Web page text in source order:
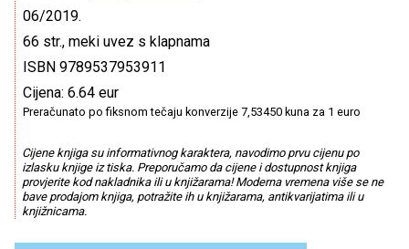
06/2019.
66 str., meki uvez s klapnama
ISBN 9789537953911
Cijena: 6.64 eur
Preračunato po fiksnom tečaju konverzije 7,53450 kuna za 1 euro
Cijene knjiga su informativnog karaktera, navodimo prvu cijenu po
izlasku knjige iz tiska. Preporučamo da cijene i dostupnost knjiga
provjerite kod nakladnika ili u knjižarama! Moderna vremena više se ne
bave prodajom knjiga, potražite ih u knjižarama, antikvarijatima ili u
knjižnicama.